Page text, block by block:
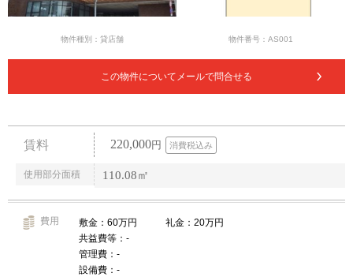
物件種別：貸店舗 物件番号：AS001
この物件についてメールで問合せる
賃料 220,000円 消費税込み
使用部分面積 110.08㎡
費用
敷金：60万円 礼金：20万円
共益費等：-
管理費：-
設備費：-